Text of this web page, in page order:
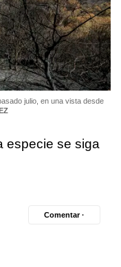
julio, en una vista desde
especie se siga
Comentar ·